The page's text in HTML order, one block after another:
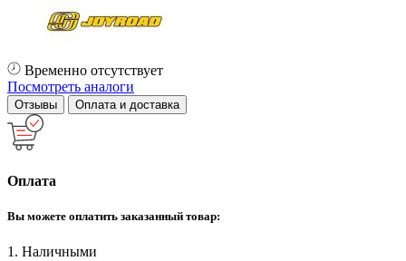
Временно отсутствует
Посмотреть аналоги
Отзывы Оплата и доставка
Оплата
Вы можете оплатить заказанный товар:
1. Наличными